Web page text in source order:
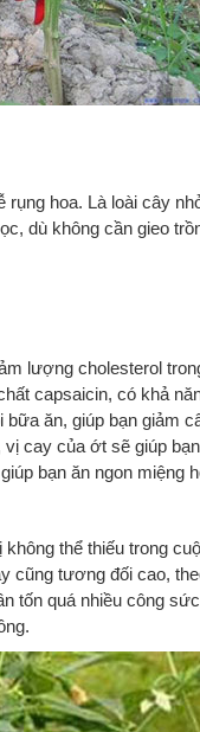
hoa. Là loài cây
dù không cần gieo
lượng cholesterol
capsaicin, có khả
ăn, giúp bạn giảm
cay của ớt sẽ giúp
bạn ăn ngon miệng
thể thiếu trong
cũng tương đối cao,
tốn quá nhiều công